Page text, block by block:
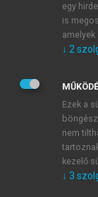
Kérek
Kérek
veszem és
mersz.hu
tudomásul
egy
is
↓ 2
Ezek a
nem
kezelő
↓ 3